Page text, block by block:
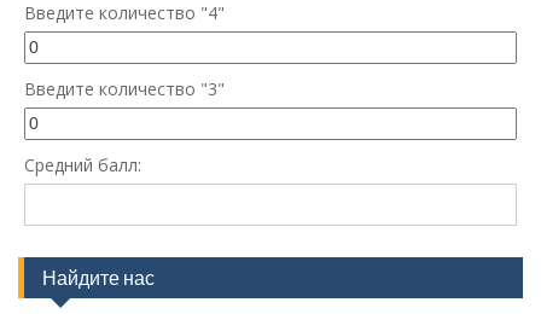
Введите количество "4"
Введите количество "3"
Средний балл:
Найдите нас